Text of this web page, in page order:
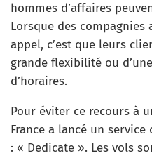
hommes d’affaires
Lorsque des
appel, c’est que leurs
grande flexibilité ou
d’horaires.
Pour éviter ce recours à
France a lancé un
: « Dedicate ». Les vols